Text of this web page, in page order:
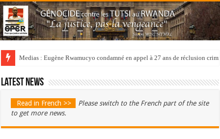
Medias : Eugène Rwamucyo condamné en appel à 27 ans de réclusion
Latest news
Read in French >>
Please switch to the French part of the site
to get more news.